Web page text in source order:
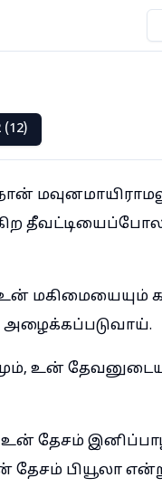
மகிமையையும்
அழைக்கப்படுவாய்.
உன்
தேசம்
தேசம் பியூலா